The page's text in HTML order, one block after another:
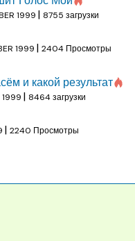
1999 | 8755 загрузки
1999 |2404 Просмотры
и какой результат
1999 | 8464 загрузки
|2240 Просмотры